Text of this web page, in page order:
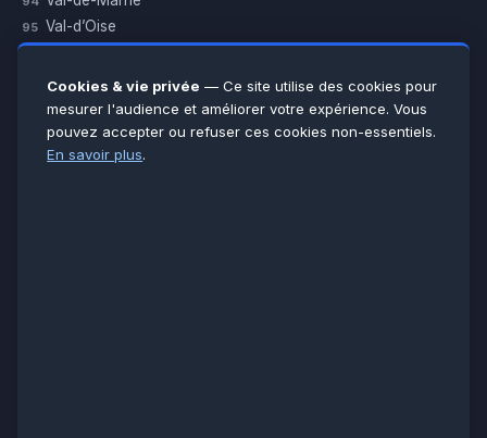
95 Val-d’Oise
Essonne
Seine-et-Marne
Voir toutes les villes →
Cookies & vie privée — Ce site utilise des cookies pour
mesurer l'audience et améliorer votre expérience. Vous
pouvez accepter ou refuser ces cookies non-essentiels.
En savoir plus.